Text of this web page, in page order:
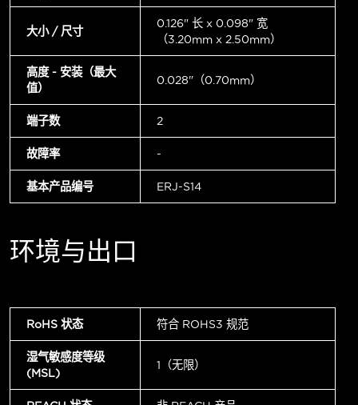
大小 / 尺寸
0.126" 长 x 0.098" 宽
（3.20mm x 2.50mm）
高度 - 安装（最大
值）
0.028"（0.70mm）
端子数 2
故障率 -
基本产品编号 ERJ-S14
环境与出口
RoHS 状态 符合 ROHS3 规范
湿气敏感度等级
(MSL)
1（无限）